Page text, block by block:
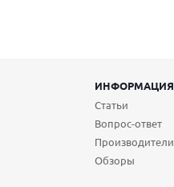
ИНФОРМАЦИЯ
Статьи
Вопрос-ответ
Производители
Обзоры